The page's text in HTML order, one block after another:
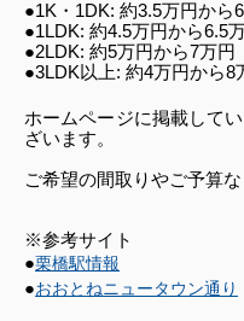
●1K・1DK: 約3.5万円から
●1LDK: 約4.5万円から6.5
●2LDK: 約5万円から7万円
●3LDK以上: 約4万円から8
ホームページに掲載して
ざいます。
ご希望の間取りやご予算
※参考サイト
●栗橋駅情報
●おおとねニュータウン通り